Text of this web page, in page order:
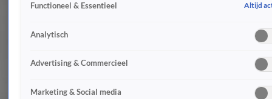
Functioneel & Essentieel Altijd
Analytisch
Advertising & Commercieel
Marketing & Social media